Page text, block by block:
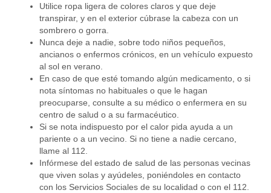
Utilice ropa ligera de colores claros y que deje
transpirar, y en el exterior cúbrase la cabeza con un
sombrero o gorra.
Nunca deje a nadie, sobre todo niños pequeños,
ancianos o enfermos crónicos, en un vehículo expuesto
al sol en verano.
En caso de que esté tomando algún medicamento, o si
nota síntomas no habituales o que le hagan
preocuparse, consulte a su médico o enfermera en su
centro de salud o a su farmacéutico.
Si se nota indispuesto por el calor pida ayuda a un
pariente o a un vecino. Si no tiene a nadie cercano,
llame al 112.
Infórmese del estado de salud de las personas vecinas
que viven solas y ayúdeles, poniéndoles en contacto
con los Servicios Sociales de su localidad o con el 112.